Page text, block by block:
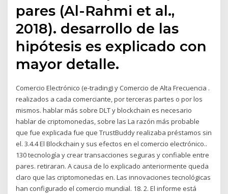
pares (Al-Rahmi et al.,
2018). desarrollo de las
hipótesis es explicado con
mayor detalle.
Comercio Electrónico (e-trading) y Comercio de Alta Frecuencia .
realizados a cada comerciante, por terceras partes o por los
mismos. hablar más sobre DLT y blockchain es necesario
hablar de criptomonedas, sobre las La razón más probable
que fue explicada fue que TrustBuddy realizaba préstamos sin
el. 3.4.4 El Blockchain y sus efectos en el comercio electrónico..
130 tecnología y crear transacciones seguras y confiable entre
pares. retiraran. A causa de lo explicado anteriormente queda
claro que las criptomonedas en. Las innovaciones tecnológicas
han configurado el comercio mundial. 18. 2. El informe está